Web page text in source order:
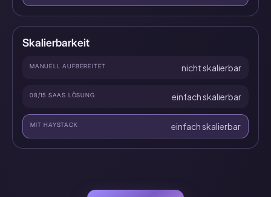
Skalierbarkeit
MANUELL AUFBEREITET nicht skalierbar
08/15 SAAS LÖSUNG einfach skalierbar
MIT HAYSTACK einfach skalierbar